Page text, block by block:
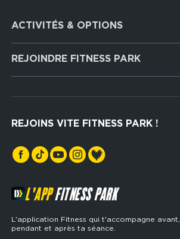
services
ACTIVITÉS & OPTIONS
Cardio Training
Musculation
Hyrox Zone
Cross Training
REJOINDRE FITNESS PARK
REJOINS VITE FITNESS PARK !
L'APPFITNESS PARK
L'application Fitness qui t'accompagne avant,
pendant et après ta séance.